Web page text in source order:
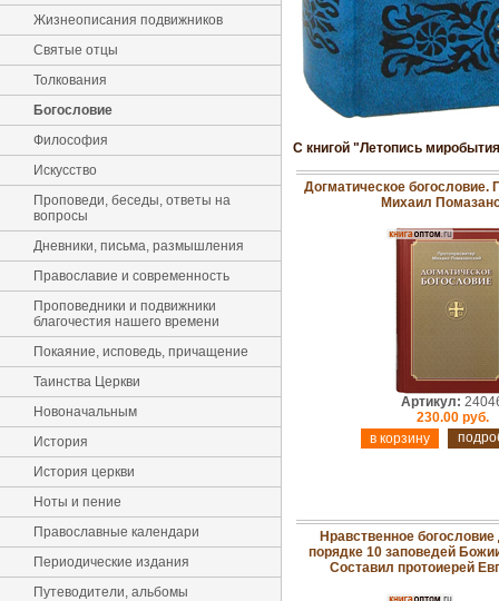
Жизнеописания подвижников
Святые отцы
Толкования
Богословие
Философия
Искусство
Проповеди, беседы, ответы на
вопросы
Дневники, письма, размышления
Православие и современность
Проповедники и подвижники
благочестия нашего времени
Покаяние, исповедь, причащение
Таинства Церкви
Новоначальным
История
История церкви
Ноты и пение
Православные календари
Периодические издания
Путеводители, альбомы
С книгой "Летопись
Догматическое богословие.
Михаил
Артикул:
230.00 руб.
Нравственное
порядке 10 заповедей
Составил протоиерей